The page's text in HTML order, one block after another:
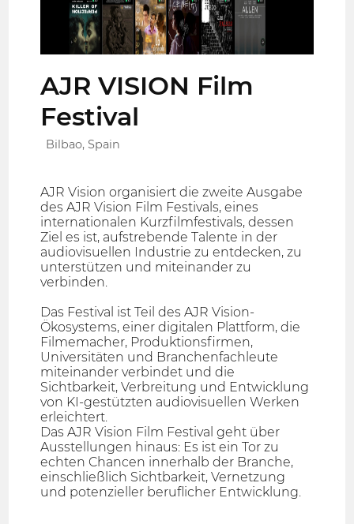
AJR VISION Film
Festival
Bilbao, Spain
AJR Vision organisiert die zweite Ausgabe
des AJR Vision Film Festivals, eines
internationalen Kurzfilmfestivals, dessen
Ziel es ist, aufstrebende Talente in der
audiovisuellen Industrie zu entdecken, zu
unterstützen und miteinander zu
verbinden.
Das Festival ist Teil des AJR Vision-
Ökosystems, einer digitalen Plattform, die
Filmemacher, Produktionsfirmen,
Universitäten und Branchenfachleute
miteinander verbindet und die
Sichtbarkeit, Verbreitung und Entwicklung
von KI-gestützten audiovisuellen Werken
erleichtert.
Das AJR Vision Film Festival geht über
Ausstellungen hinaus: Es ist ein Tor zu
echten Chancen innerhalb der Branche,
einschließlich Sichtbarkeit, Vernetzung
und potenzieller beruflicher Entwicklung.